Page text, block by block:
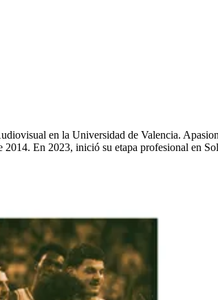
en la Universidad de Valencia.
En 2023, inició su etapa profesional en